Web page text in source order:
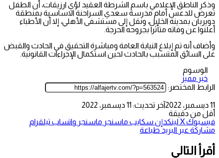
وذكر الناطق الإعلامي باسم الشرطة العقيد لؤي ارزيقات، أن الطفل
تعرض للدعس أمام مدرسة سعدي السراحنة الاساسية بمنطقة
دويربان بمدينة الخليل، ونقل إلى مستشفى الأهلي، إلا أن الأطباء
أعلنوا عن وفاته متأثرا بجروحه الحرجة.
وأضاف أنه تم إبلاغ النيابة العامة ومباشرة التحقيق في الحادث والقبض
على السائق المتسبب بالحادث لحين استكمال الإجراءات القانونية.
الوسوم
خبر مميز
الرابط المختصر:
11 ديسمبر، 2022
آخر تحديث: 11 ديسمبر، 2022
أقل من دقيقة
فيسبوك‫Xلينكدإن سكايب ماسنجر ماسنجر واتساب تيلقرام
مشاركة عبر البريد طباعة
أقرأ التالي